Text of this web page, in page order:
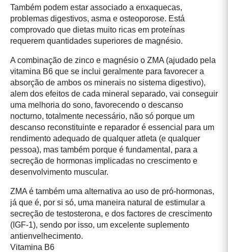
Também podem estar associado a enxaquecas,
problemas digestivos, asma e osteoporose. Está
comprovado que dietas muito ricas em proteínas
requerem quantidades superiores de magnésio.
A combinação de zinco e magnésio o ZMA (ajudado pela
vitamina B6 que se inclui geralmente para favorecer a
absorção de ambos os minerais no sistema digestivo),
alem dos efeitos de cada mineral separado, vai conseguir
uma melhoria do sono, favorecendo o descanso
nocturno, totalmente necessário, não só porque um
descanso reconstituinte e reparador é essencial para um
rendimento adequado de qualquer atleta (e qualquer
pessoa), mas também porque é fundamental, para a
secreção de hormonas implicadas no crescimento e
desenvolvimento muscular.
ZMA é também uma alternativa ao uso de pró-hormonas,
já que é, por si só, uma maneira natural de estimular a
secreção de testosterona, e dos factores de crescimento
(IGF-1), sendo por isso, um excelente suplemento
antienvelhecimento.
Vitamina B6